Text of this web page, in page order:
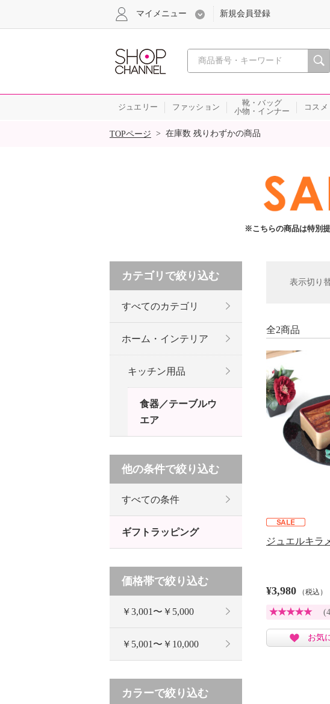
心おどる、瞬間を。通販
マイメニュー 新規会員登録
ジュエリー ファッション
靴・バッグ
小物・インナー
コスメ
SALE
TOPページ > 在庫数 残りわずかの商品
※こちらの商品は特別
表示切り
全2商品
ジュエルキラ
¥3,980 （税込）
お気
カテゴリで絞り込む
すべてのカテゴリ
ホーム・インテリア
キッチン用品
食器／テーブルウ
エア
他の条件で絞り込む
すべての条件
ギフトラッピング
価格帯で絞り込む
￥3,001〜￥5,000
￥5,001〜￥10,000
カラーで絞り込む